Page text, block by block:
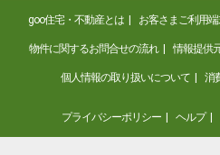
goo住宅・不動産とは お客さまご利用
物件に関するお問合せの流れ 情報提供
個人情報の取り扱いについて 消
プライバシーポリシー ヘルプ